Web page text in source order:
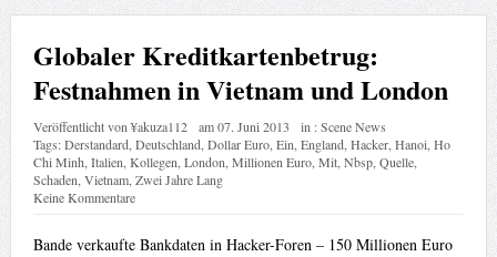
Globaler Kreditkartenbetrug:
Festnahmen in Vietnam und London
Veröffentlicht von¥akuza112 am07. Juni 2013 in :Scene News
Tags:Derstandard, Deutschland, Dollar Euro, Ein England, Hacker, Hanoi Ho
Chi Minh Italien Kollegen London Millionen Euro, Mit, Nbsp, Quelle,
Schaden Vietnam, Zwei Jahre Lang
Keine Kommentare
Bande verkaufte Bankdaten in Hacker-Foren – 150 Millionen Euro